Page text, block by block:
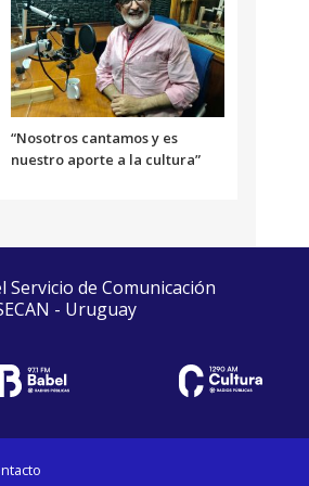
“Nosotros cantamos y es
nuestro aporte a la cultura”
de Comunicación
- Uruguay